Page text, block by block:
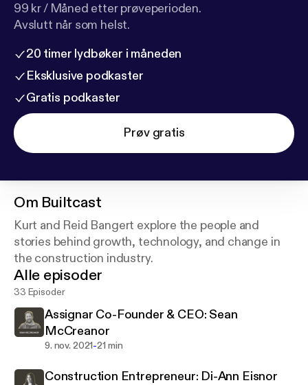
99 kr / Måned etter prøveperioden.
Avslutt når som helst.
20 timer lydbøker i måneden
Eksklusive podkaster
Gratis podkaster
Prøv gratis
Om Builtcast
Kurt and Reid Bangert explore the people and
stories behind growth, technology, and change in
the construction industry.
Alle episoder
33 Episoder
Assignar Co-Founder & CEO: Sean
McCreanor
9. nov. 2021-21 min
Construction Entrepreneur: Di-Ann Eisnor